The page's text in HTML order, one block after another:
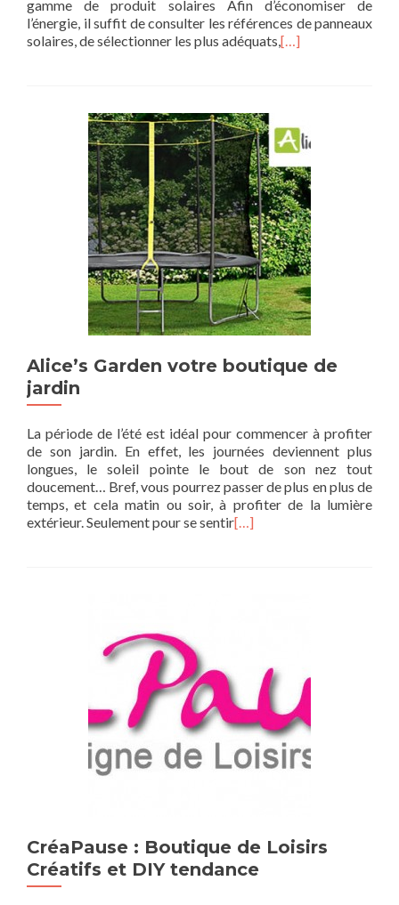
gamme de produit solaires Afin d’économiser de
l’énergie, il suffit de consulter les références de panneaux
solaires, de sélectionner les plus adéquats,[…]
Alice’s Garden votre boutique de
jardin
La période de l’été est idéal pour commencer à profiter
de son jardin. En effet, les journées deviennent plus
longues, le soleil pointe le bout de son nez tout
doucement… Bref, vous pourrez passer de plus en plus de
temps, et cela matin ou soir, à profiter de la lumière
extérieur. Seulement pour se sentir[…]
CréaPause : Boutique de Loisirs
Créatifs et DIY tendance